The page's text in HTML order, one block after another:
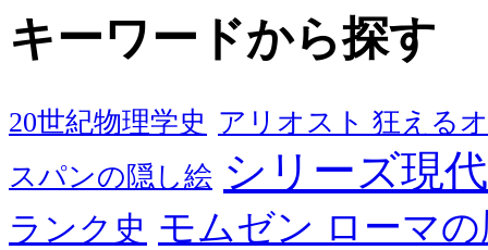
キーワードから探す
20世紀物理学史 アリオスト 狂える
スパンの隠し絵 シリーズ現
ランク史 モムゼン ローマ